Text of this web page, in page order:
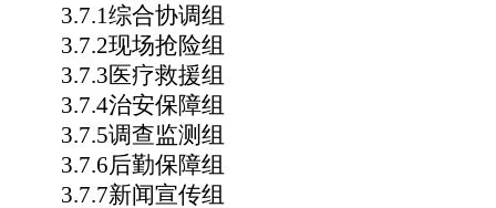
3.7.1综合协调组
3.7.2现场抢险组
3.7.3医疗救援组
3.7.4治安保障组
3.7.5调查监测组
3.7.6后勤保障组
3.7.7新闻宣传组